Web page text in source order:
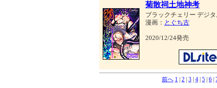
菊散祠土地神考
ブラックチェリー デジ
漫画： とぐち古
2020/12/24発売
前へ 1 2 3 4 5 6